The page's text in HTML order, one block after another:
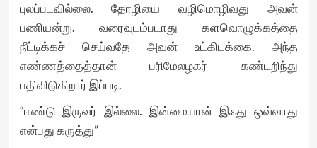
புலப்படவில்லை. தோழியை வழிமொழிவது அவன்
பணியன்று. வரைவுடம்படாது களவொழுக்கத்தை
நீட்டிக்கச் செய்வதே அவன் உட்கிடக்கை. அந்த
எண்ணத்தைத்தான் பரிமேலழகர் கண்டறிந்து
பதிவிடுகிறார் இப்படி.
“ஈண்டு இருவர் இல்லை. இன்மையான் இஃது ஒவ்வாது
என்பது கருத்து”